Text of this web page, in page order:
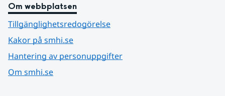
Om webbplatsen
Tillgänglighetsredogörelse
Kakor på smhi.se
Hantering av personuppgifter
Om smhi.se